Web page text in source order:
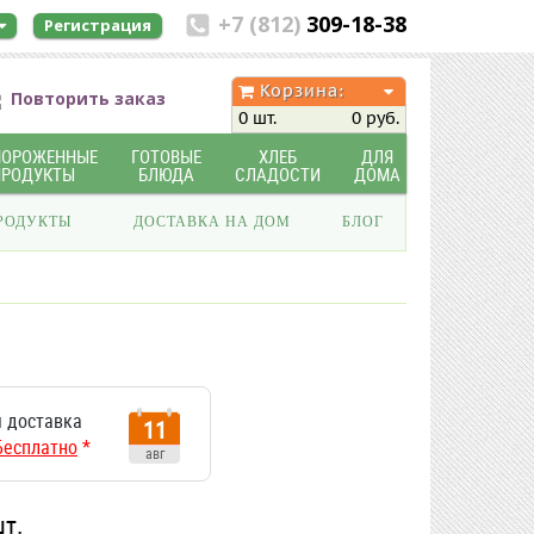
+7 (812) 309-18-38
Регистрация
Повторить заказ
Корзина:
0 шт.
0 руб.
ГОТОВЫЕ
БЛЮДА
ХЛЕБ
СЛАДОСТИ
ДЛЯ
ДОМА
ДОСТАВКА НА ДОМ БЛОГ
*
11
авг